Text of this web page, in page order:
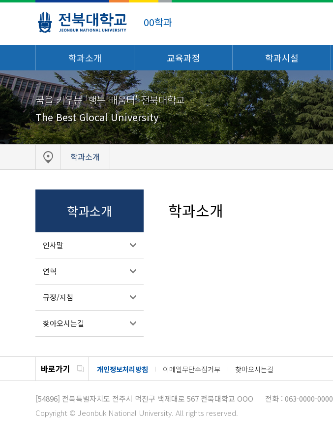
00학과
학과소개 교육과정 학과시설
꿈을 키우는 '행복 배움터' 전북대학교
The Best Glocal University
학과소개
학과소개
인사말
연혁
규정/지침
찾아오시는길
학과소개
바로가기 개인정보처리방침 이메일무단수집거부 찾아오시는길
[54896] 전북특별자치도 전주시 덕진구 백제대로 567 전북대학교 OOO 전화 : 063-0000-0000
Copyright © Jeonbuk National University. All rights reserved.